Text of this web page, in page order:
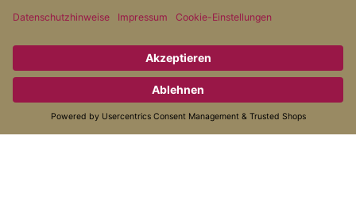
© 2026 Alternativ Gesund
* Alle Preise inkl. gesetzl. Mehrwertsteuer zzgl.
nicht anders angegeben.